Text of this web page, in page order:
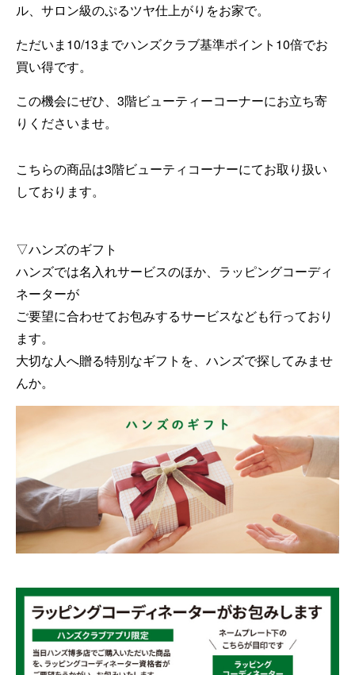
ル、サロン級のぷるツヤ仕上がりをお家で。
ただいま10/13までハンズクラブ基準ポイント10倍でお
買い得です。
この機会にぜひ、3階ビューティーコーナーにお立ち寄
りくださいませ。
こちらの商品は3階ビューティコーナーにてお取り扱い
しております。
▽ハンズのギフト
ハンズでは名入れサービスのほか、ラッピングコーディ
ネーターが
ご要望に合わせてお包みするサービスなども行っており
ます。
大切な人へ贈る特別なギフトを、ハンズで探してみませ
んか。